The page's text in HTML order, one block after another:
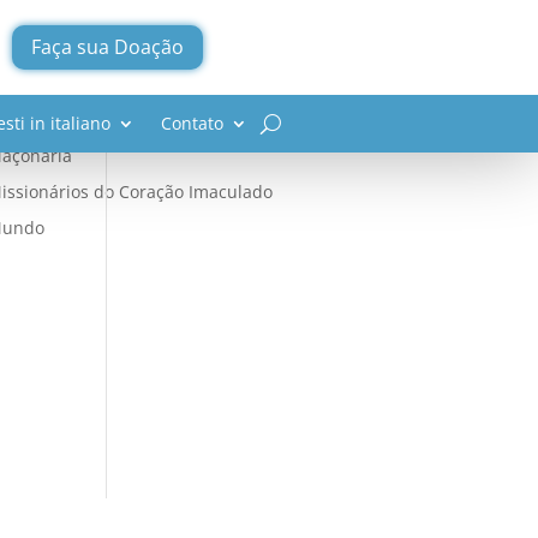
Faça sua Doação
in italiano Contato
Católica
do Coração Imaculado